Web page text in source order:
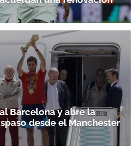
Barcelona y abre la
desde el Manchester